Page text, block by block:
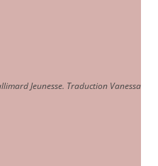
Jeunesse. Traduction Vanessa